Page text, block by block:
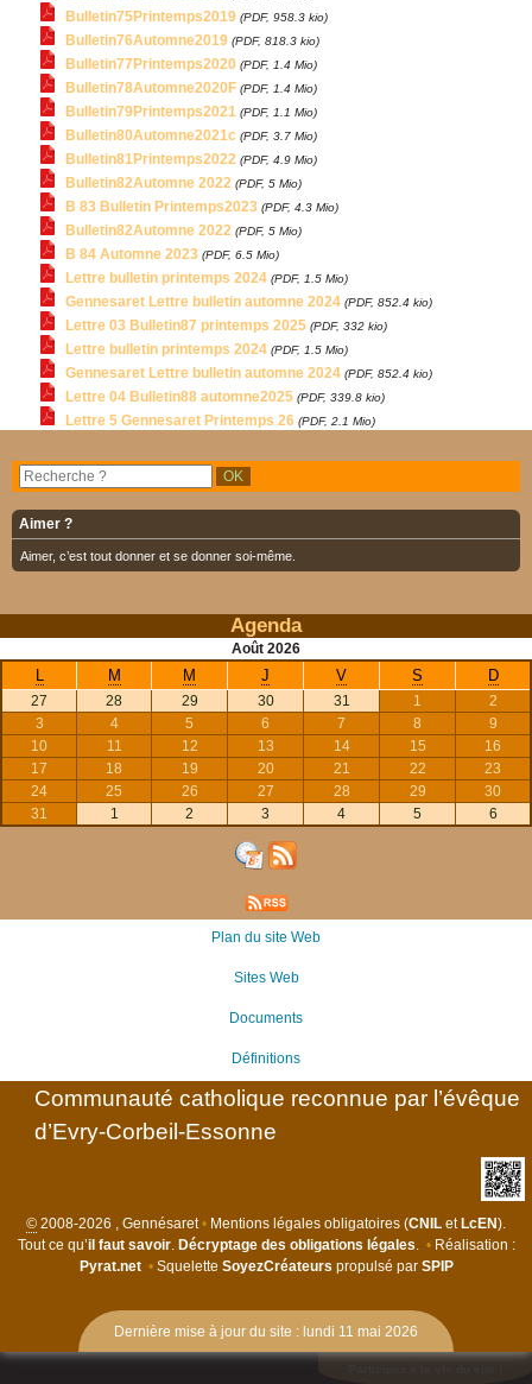
Bulletin75Printemps2019 (PDF, 958.3 kio)
Bulletin76Automne2019 (PDF, 818.3 kio)
Bulletin77Printemps2020 (PDF, 1.4 Mio)
Bulletin78Automne2020F (PDF, 1.4 Mio)
Bulletin79Printemps2021 (PDF, 1.1 Mio)
Bulletin80Automne2021c (PDF, 3.7 Mio)
Bulletin81Printemps2022 (PDF, 4.9 Mio)
Bulletin82Automne 2022 (PDF, 5 Mio)
B 83 Bulletin Printemps2023 (PDF, 4.3 Mio)
Bulletin82Automne 2022 (PDF, 5 Mio)
B 84 Automne 2023 (PDF, 6.5 Mio)
Lettre bulletin printemps 2024 (PDF, 1.5 Mio)
Gennesaret Lettre bulletin automne 2024 (PDF, 852.4 kio)
Lettre 03 Bulletin87 printemps 2025 (PDF, 332 kio)
Lettre bulletin printemps 2024 (PDF, 1.5 Mio)
Gennesaret Lettre bulletin automne 2024 (PDF, 852.4 kio)
Lettre 04 Bulletin88 automne2025 (PDF, 339.8 kio)
Lettre 5 Gennesaret Printemps 26 (PDF, 2.1 Mio)
Aimer ?
Aimer, c’est tout donner et se donner soi-même.
Agenda
Août 2026
M M J V S D
27 28 29 30 31 1
2
3
4 5 6 7 8
9
10
11 12 13 14 15
16
17
18 19 20 21 22
23
24
25 26 27 28 29
30
31
1 2 3 4 5 6
Plan du site Web
Sites Web
Documents
Définitions
Communauté catholique reconnue par l’évêque
d’Evry-Corbeil-Essonne
© 2008-2026 , Gennésaret • Mentions légales obligatoires (CNIL et LcEN).
Tout ce qu’il faut savoir. Décryptage des obligations légales. • Réalisation :
Pyrat.net •Squelette SoyezCréateurs propulsé par SPIP
Dernière mise à jour du site : lundi 11 mai 2026